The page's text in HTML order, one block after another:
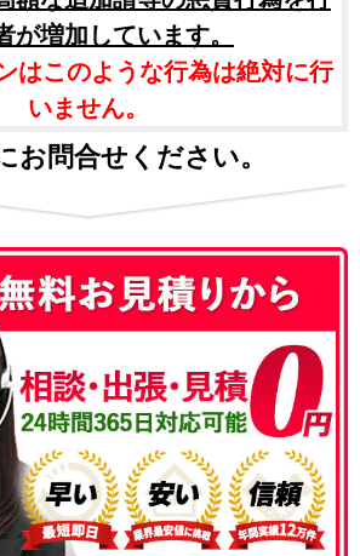
が増加しています。
はこのような行為は絶対に行
いません。
お問合せください。
3186-4780